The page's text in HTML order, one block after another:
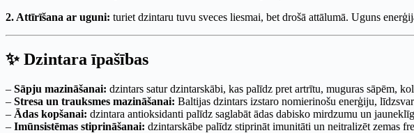
2. Attīrīšana ar uguni: turiet dzintaru tuvu sveces liesmai, bet drošā attālumā. Uguns
✨ Dzintara īpašības
– Sāpju mazināšanai: dzintars satur dzintarskābi, kas palīdz pret artrītu, muguras sāpēm,
– Stresa un trauksmes mazināšanai: Baltijas dzintars izstaro nomierinošu enerģiju,
– Ādas kopšanai: dzintara antioksidanti palīdz saglabāt ādas dabisko mirdzumu un
– Imūnsistēmas stiprināšanai: dzintarskābe palīdz stiprināt imunitāti un neitralizēt zemas